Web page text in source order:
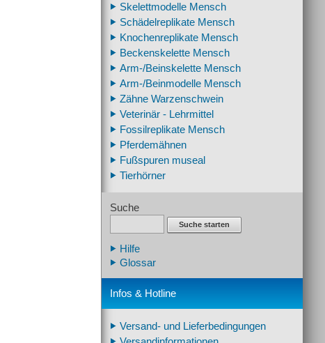
Skelettmodelle Mensch
Schädelreplikate Mensch
Knochenreplikate Mensch
Beckenskelette Mensch
Arm-/Beinskelette Mensch
Arm-/Beinmodelle Mensch
Zähne Warzenschwein
Veterinär - Lehrmittel
Fossilreplikate Mensch
Pferdemähnen
Fußspuren museal
Tierhörner
Suche
Suche starten
Hilfe
Glossar
Infos & Hotline
Versand- und Lieferbedingungen